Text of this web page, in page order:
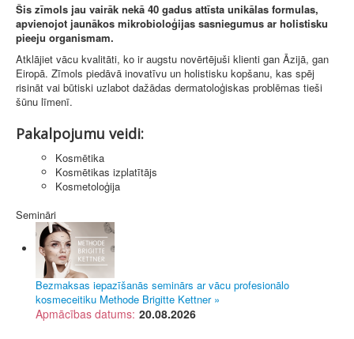
Šis zīmols jau vairāk nekā 40 gadus attīsta unikālas formulas,
apvienojot jaunākos mikrobioloģijas sasniegumus ar holistisku
pieeju organismam.
Atklājiet vācu kvalitāti, ko ir augstu novērtējuši klienti gan Āzijā, gan
Eiropā. Zīmols piedāvā inovatīvu un holistisku kopšanu, kas spēj
risināt vai būtiski uzlabot dažādas dermatoloģiskas problēmas tieši
šūnu līmenī.
Pakalpojumu veidi:
Kosmētika
Kosmētikas izplatītājs
Kosmetoloģija
Semināri
Bezmaksas iepazīšanās seminārs ar vācu profesionālo
kosmeceitiku Methode Brigitte Kettner »
Apmācības datums: 20.08.2026